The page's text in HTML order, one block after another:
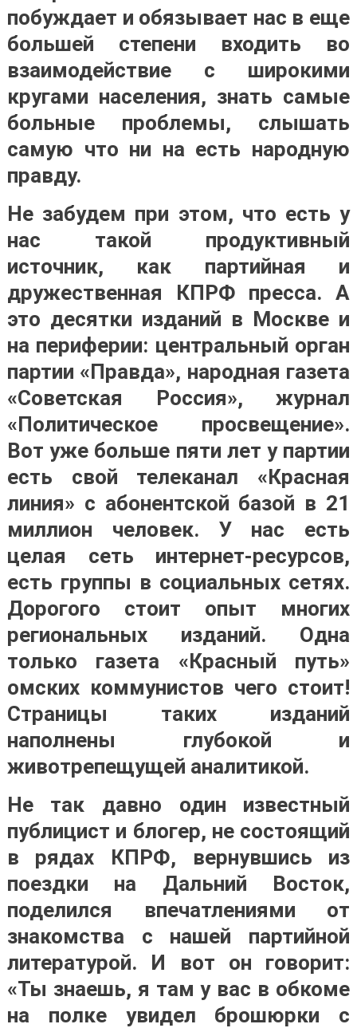
побуждает и обязывает нас в еще
большей степени входить во
взаимодействие с широкими
кругами населения, знать самые
больные проблемы, слышать
самую что ни на есть народную
правду.
Не забудем при этом, что есть у
нас такой продуктивный
источник, как партийная и
дружественная КПРФ пресса. А
это десятки изданий в Москве и
на периферии: центральный орган
партии «Правда», народная газета
«Советская Россия», журнал
«Политическое просвещение».
Вот уже больше пяти лет у партии
есть свой телеканал «Красная
линия» с абонентской базой в 21
миллион человек. У нас есть
целая сеть интернет-ресурсов,
есть группы в социальных сетях.
Дорогого стоит опыт многих
региональных изданий. Одна
только газета «Красный путь»
омских коммунистов чего стоит!
Страницы таких изданий
наполнены глубокой и
животрепещущей аналитикой.
Не так давно один известный
публицист и блогер, не состоящий
в рядах КПРФ, вернувшись из
поездки на Дальний Восток,
поделился впечатлениями от
знакомства с нашей партийной
литературой. И вот он говорит:
«Ты знаешь, я там у вас в обкоме
на полке увидел брошюрки с